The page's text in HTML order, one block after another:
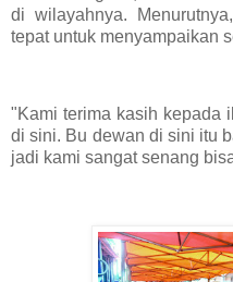
di wilayahnya.
tepat untuk menyampaikan
"Kami terima kasih kepada
di sini. Bu dewan di sini itu
jadi kami sangat senang